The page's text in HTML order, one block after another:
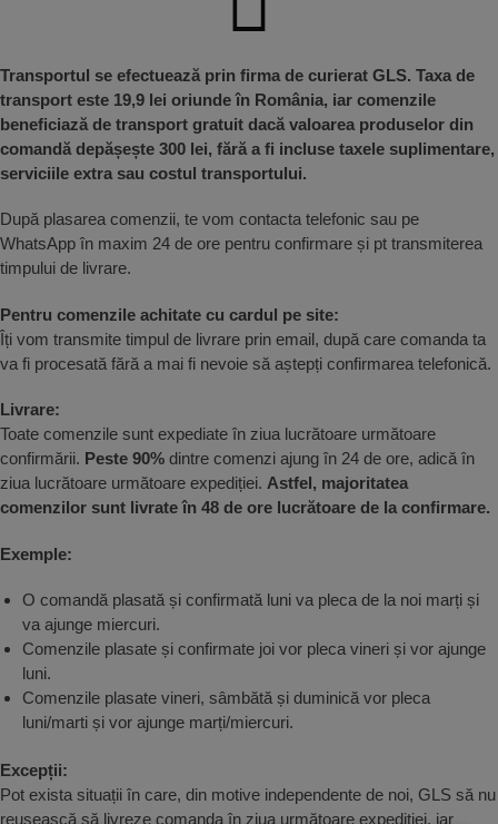
Transportul se efectuează prin firma de curierat GLS. Taxa de
transport este 19,9 lei oriunde în România, iar comenzile
beneficiază de transport gratuit dacă valoarea produselor din
comandă depășește 300 lei, fără a fi incluse taxele suplimentare,
serviciile extra sau costul transportului.
După plasarea comenzii, te vom contacta telefonic sau pe
WhatsApp în maxim 24 de ore pentru confirmare și pt transmiterea
timpului de livrare.
Pentru comenzile achitate cu cardul pe site:
Îți vom transmite timpul de livrare prin email, după care comanda ta
va fi procesată fără a mai fi nevoie să aștepți confirmarea telefonică.
Livrare:
Toate comenzile sunt expediate în ziua lucrătoare următoare
confirmării. Peste 90% dintre comenzi ajung în 24 de ore, adică în
ziua lucrătoare următoare expediției. Astfel, majoritatea
comenzilor sunt livrate în 48 de ore lucrătoare de la confirmare.
Exemple:
O comandă plasată și confirmată luni va pleca de la noi marți și
va ajunge miercuri.
Comenzile plasate și confirmate joi vor pleca vineri și vor ajunge
luni.
Comenzile plasate vineri, sâmbătă și duminică vor pleca
luni/marti și vor ajunge marți/miercuri.
Excepții:
Pot exista situații în care, din motive independente de noi, GLS să nu
reușească să livreze comanda în ziua următoare expediției, iar